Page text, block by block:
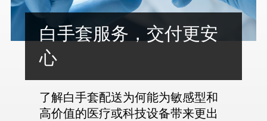
白手套服务，交付更安
心
了解白手套配送为何能为敏感型和
高价值的医疗或科技设备带来更出